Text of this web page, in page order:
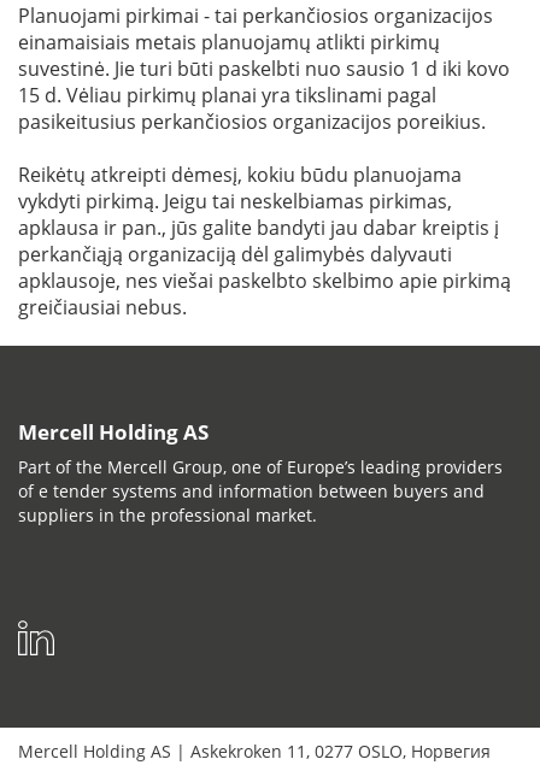
Planuojami pirkimai - tai perkančiosios organizacijos
einamaisiais metais planuojamų atlikti pirkimų
suvestinė. Jie turi būti paskelbti nuo sausio 1 d iki kovo
15 d. Vėliau pirkimų planai yra tikslinami pagal
pasikeitusius perkančiosios organizacijos poreikius.
Reikėtų atkreipti dėmesį, kokiu būdu planuojama
vykdyti pirkimą. Jeigu tai neskelbiamas pirkimas,
apklausa ir pan., jūs galite bandyti jau dabar kreiptis į
perkančiąją organizaciją dėl galimybės dalyvauti
apklausoje, nes viešai paskelbto skelbimo apie pirkimą
greičiausiai nebus.
Mercell Holding AS
Part of the Mercell Group, one of Europe’s leading providers
of e tender systems and information between buyers and
suppliers in the professional market.
Mercell Holding AS | Askekroken 11, 0277 OSLO, Норвегия